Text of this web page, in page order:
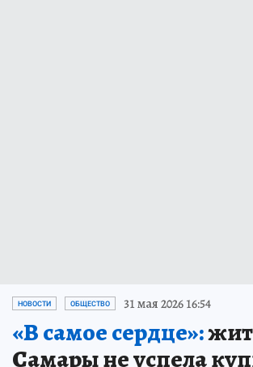
НОВОСТИ ОБЩЕСТВО 31 мая 2026 16:54
«В самое сердце»:
Самары не успела